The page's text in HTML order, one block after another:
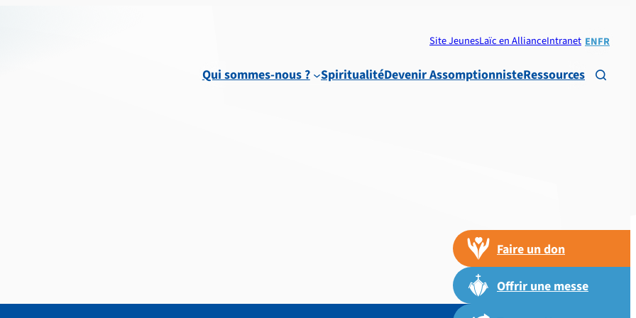
Site JeunesLaïc en AllianceIntranet ENFR
Qui sommes-nous ? SpiritualitéDevenir AssomptionnisteRessources 
Faire un don
Offrir une messe